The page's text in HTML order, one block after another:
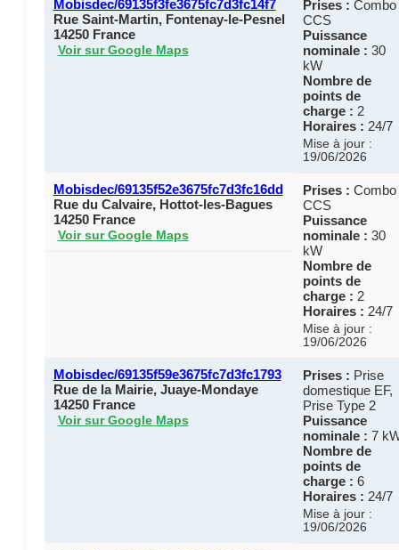
Mobisdec/69135f3fe3675fc7d3fc14f7
Rue Saint-Martin, Fontenay-le-Pesnel
14250 France
Voir sur Google Maps
Prises : Combo
CCS
Puissance
nominale : 30
kW
Nombre de
points de
charge : 2
Horaires : 24/7
Mise à jour :
19/06/2026
Mobisdec/69135f52e3675fc7d3fc16dd
Rue du Calvaire, Hottot-les-Bagues
14250 France
Voir sur Google Maps
Prises : Combo
CCS
Puissance
nominale : 30
kW
Nombre de
points de
charge : 2
Horaires : 24/7
Mise à jour :
19/06/2026
Mobisdec/69135f59e3675fc7d3fc1793
Rue de la Mairie, Juaye-Mondaye
14250 France
Voir sur Google Maps
Prises : Prise
domestique EF,
Prise Type 2
Puissance
nominale : 7
Nombre de
points de
charge : 6
Horaires : 24/7
Mise à jour :
19/06/2026